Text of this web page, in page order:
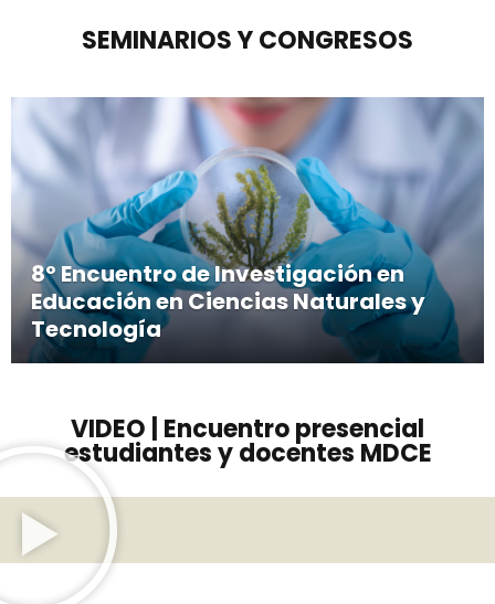
SEMINARIOS Y CONGRESOS
8º Encuentro de Investigación en
Educación en Ciencias Naturales y
Tecnología
VIDEO | Encuentro presencial
estudiantes y docentes MDCE